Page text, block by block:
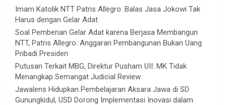
Imam Katolik NTT Patris Allegro: Balas Jasa Jokowi Tak
Harus dengan Gelar Adat
Soal Pemberian Gelar Adat karena Berjasa Membangun
NTT, Patris Allegro: Anggaran Pembangunan Bukan Uang
Pribadi Presiden
Putusan Terkait MBG, Direktur Pusham UII: MK Tidak
Menangkap Semangat Judicial Review
Jawalens Hidupkan Pembelajaran Aksara Jawa di SD
Gunungkidul, USD Dorong Implementasi Inovasi dalam